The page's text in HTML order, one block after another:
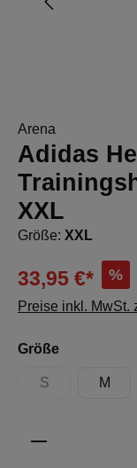
Arena
Adidas
XXL
Größe: XXL
33,95 €* %
Preise inkl. MwSt.
Größeauswählen
S
(Diese Option
M
Produkt